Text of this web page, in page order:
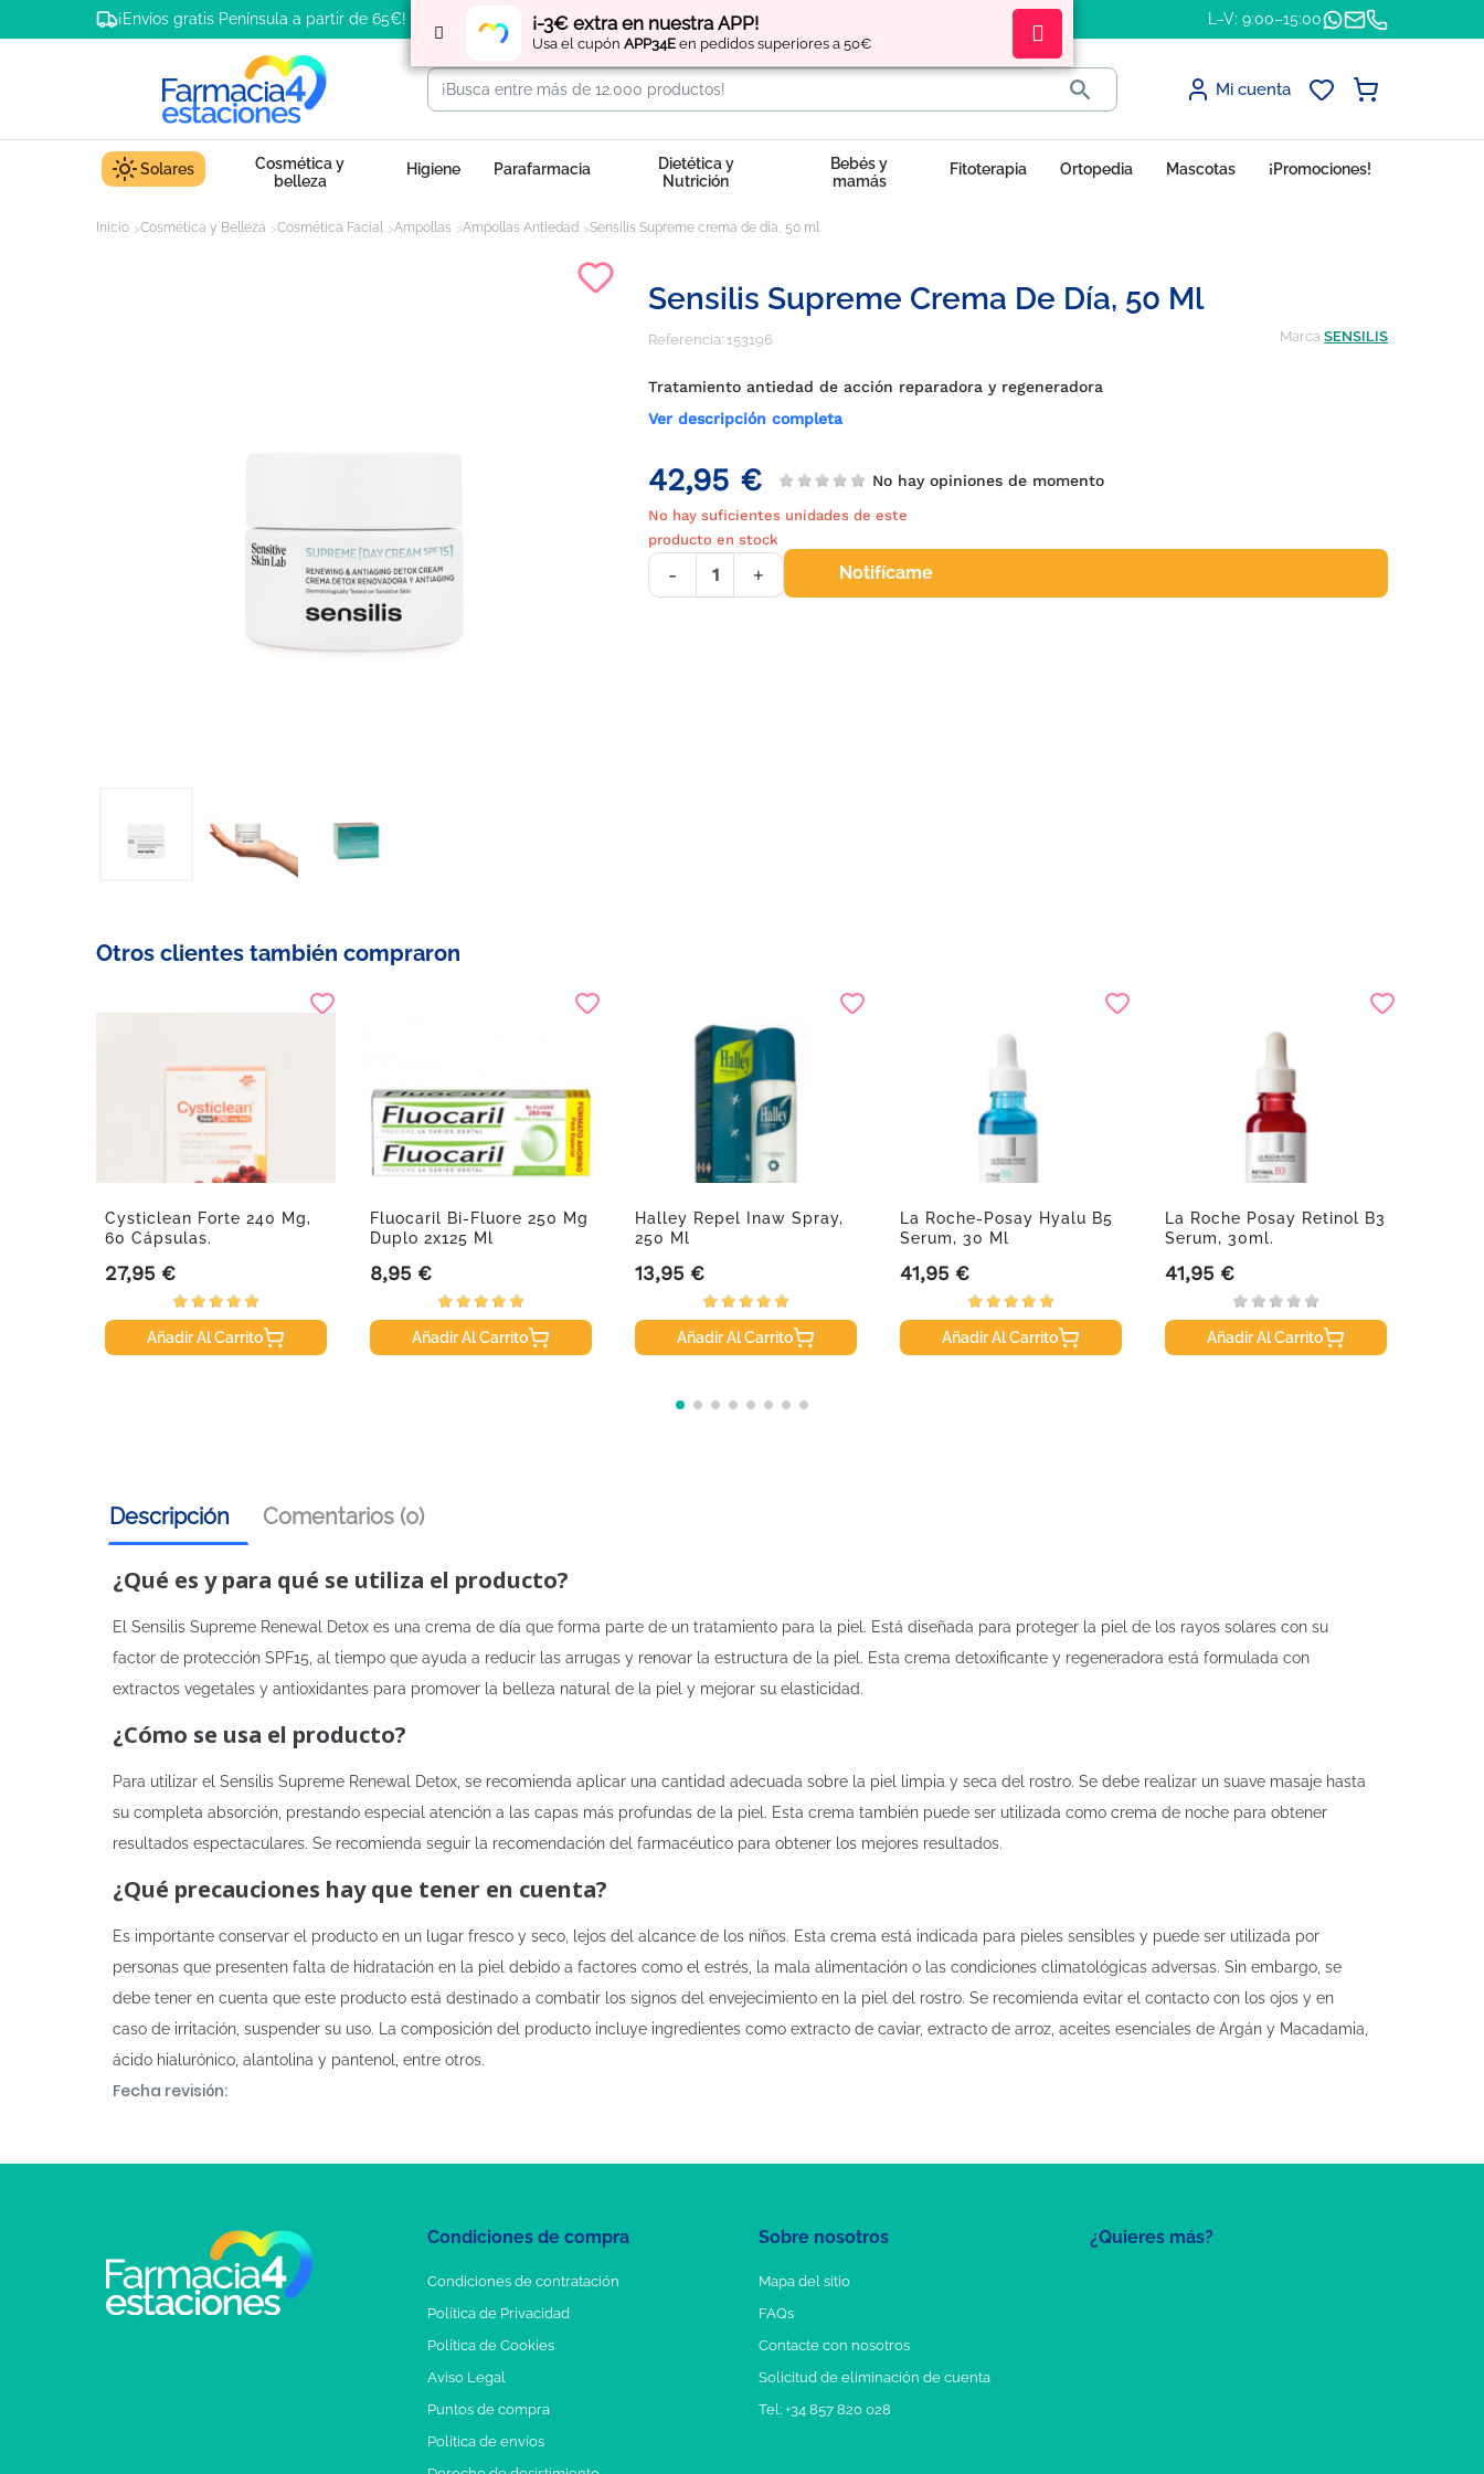
¡-3€ extra en nuestra APP!
Usa el cupón APP34E en pedidos superiores a 50€
¡Envíos gratis Península a partir de 65€! Regístratey obtén L–V: 9:00–15:00
 Mi cuenta
Solares
Cosmética y
belleza
Higiene Parafarmacia
Dietética y
Nutrición
Bebés y
mamás
Fitoterapia Ortopedia Mascotas ¡Promociones!
Inicio Cosmética y Belleza Cosmética Facial Ampollas Ampollas Antiedad Sensilis Supreme crema de día, 50 ml
Sensilis Supreme Crema De Día, 50 Ml
Referencia: 153196 Marca SENSILIS
Tratamiento antiedad de acción reparadora y regeneradora
Ver descripción completa
42,95 € No hay opiniones de momento
No hay suficientes unidades de este
producto en stock
- + Notifícame
Otros clientes también compraron
Cysticlean Forte 240 Mg,
60 Cápsulas.
Precio
27,95 €
Añadir Al Carrito
Fluocaril Bi-Fluore 250 Mg
Duplo 2x125 Ml
Precio
8,95 €
Añadir Al Carrito
Halley Repel Inaw Spray,
250 Ml
Precio
13,95 €
Añadir Al Carrito
La Roche-Posay Hyalu B5
Serum, 30 Ml
Precio
41,95 €
Añadir Al Carrito
La Roche Posay Retinol B3
Serum, 30ml.
Precio
41,95 €
Añadir Al Carrito
Descripción Comentarios (0)
¿Qué es y para qué se utiliza el producto?
El Sensilis Supreme Renewal Detox es una crema de día que forma parte de un tratamiento para la piel. Está diseñada para proteger la piel de los rayos solares con su
factor de protección SPF15, al tiempo que ayuda a reducir las arrugas y renovar la estructura de la piel. Esta crema detoxificante y regeneradora está formulada con
extractos vegetales y antioxidantes para promover la belleza natural de la piel y mejorar su elasticidad.
¿Cómo se usa el producto?
Para utilizar el Sensilis Supreme Renewal Detox, se recomienda aplicar una cantidad adecuada sobre la piel limpia y seca del rostro. Se debe realizar un suave masaje hasta
su completa absorción, prestando especial atención a las capas más profundas de la piel. Esta crema también puede ser utilizada como crema de noche para obtener
resultados espectaculares. Se recomienda seguir la recomendación del farmacéutico para obtener los mejores resultados.
¿Qué precauciones hay que tener en cuenta?
Es importante conservar el producto en un lugar fresco y seco, lejos del alcance de los niños. Esta crema está indicada para pieles sensibles y puede ser utilizada por
personas que presenten falta de hidratación en la piel debido a factores como el estrés, la mala alimentación o las condiciones climatológicas adversas. Sin embargo, se
debe tener en cuenta que este producto está destinado a combatir los signos del envejecimiento en la piel del rostro. Se recomienda evitar el contacto con los ojos y en
caso de irritación, suspender su uso. La composición del producto incluye ingredientes como extracto de caviar, extracto de arroz, aceites esenciales de Argán y Macadamia,
ácido hialurónico, alantolina y pantenol, entre otros.
Fecha revisión:
¿Quieres más?
Condiciones de compra
Condiciones de contratación
Política de Privacidad
Política de Cookies
Aviso Legal
Puntos de compra
Política de envíos
Sobre nosotros
Mapa del sitio
FAQs
Contacte con nosotros
Solicitud de eliminación de cuenta
Tel: +34 857 820 028